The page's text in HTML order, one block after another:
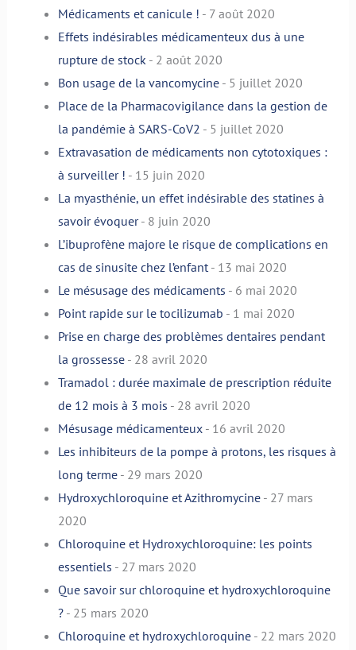
Médicaments et canicule ! - 7 août 2020
Effets indésirables médicamenteux dus à une
rupture de stock- 2 août 2020
Bon usage de la vancomycine- 5 juillet 2020
Place de la Pharmacovigilance dans la gestion de
la pandémie à SARS-CoV2 - 5 juillet 2020
Extravasation de médicaments non cytotoxiques :
à surveiller ! - 15 juin 2020
La myasthénie, un effet indésirable des statines à
savoir évoquer- 8 juin 2020
L’ibuprofène majore le risque de complications en
cas de sinusite chez l’enfant- 13 mai 2020
Le mésusage des médicaments - 6 mai 2020
Point rapide sur le tocilizumab - 1 mai 2020
Prise en charge des problèmes dentaires pendant
la grossesse- 28 avril 2020
Tramadol : durée maximale de prescription réduite
de 12 mois à 3 mois - 28 avril 2020
Mésusage médicamenteux- 16 avril 2020
Les inhibiteurs de la pompe à protons, les risques à
long terme- 29 mars 2020
Hydroxychloroquine et Azithromycine- 27 mars
2020
Chloroquine et Hydroxychloroquine: les points
essentiels - 27 mars 2020
Que savoir sur chloroquine et hydroxychloroquine
?- 25 mars 2020
Chloroquine et hydroxychloroquine- 22 mars 2020